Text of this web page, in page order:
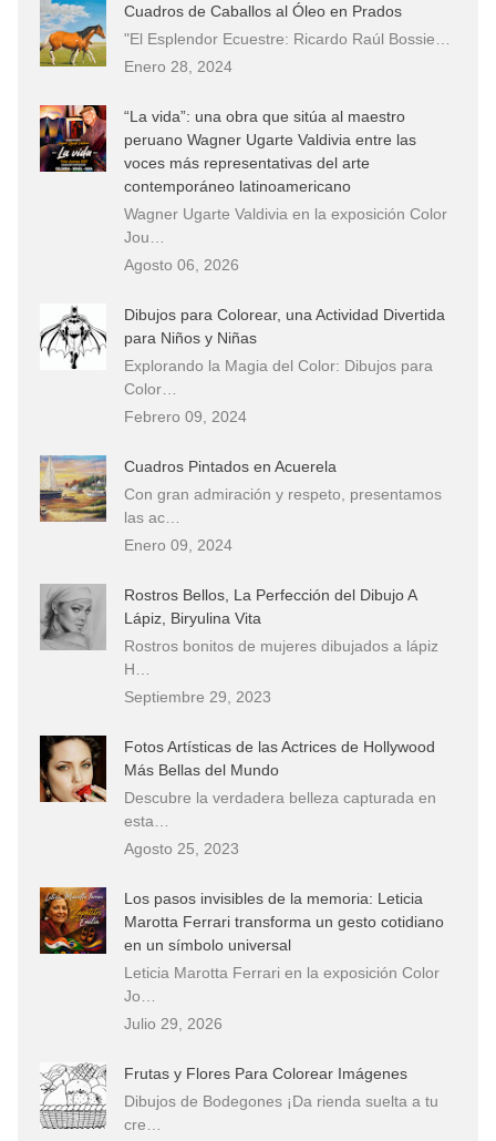
Cuadros de Caballos al Óleo en Prados
"El Esplendor Ecuestre: Ricardo Raúl Bossie…
Enero 28, 2024
“La vida”: una obra que sitúa al maestro
peruano Wagner Ugarte Valdivia entre las
voces más representativas del arte
contemporáneo latinoamericano
Wagner Ugarte Valdivia en la exposición Color
Jou…
Agosto 06, 2026
Dibujos para Colorear, una Actividad Divertida
para Niños y Niñas
Explorando la Magia del Color: Dibujos para
Color…
Febrero 09, 2024
Cuadros Pintados en Acuerela
Con gran admiración y respeto, presentamos
las ac…
Enero 09, 2024
Rostros Bellos, La Perfección del Dibujo A
Lápiz, Biryulina Vita
Rostros bonitos de mujeres dibujados a lápiz
H…
Septiembre 29, 2023
Fotos Artísticas de las Actrices de Hollywood
Más Bellas del Mundo
Descubre la verdadera belleza capturada en
esta…
Agosto 25, 2023
Los pasos invisibles de la memoria: Leticia
Marotta Ferrari transforma un gesto cotidiano
en un símbolo universal
Leticia Marotta Ferrari en la exposición Color
Jo…
Julio 29, 2026
Frutas y Flores Para Colorear Imágenes
Dibujos de Bodegones ¡Da rienda suelta a tu
cre…